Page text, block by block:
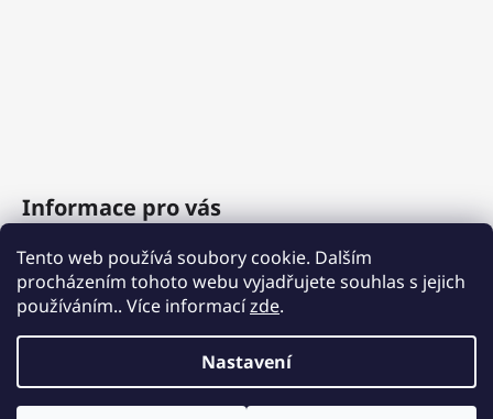
Tento web používá soubory cookie. Dalším
procházením tohoto webu vyjadřujete souhlas s jejich
používáním.. Více informacízde.
Nastavení
Informace pro vás
O nás
Obchodní podmínky
Vytvořil Shoptet